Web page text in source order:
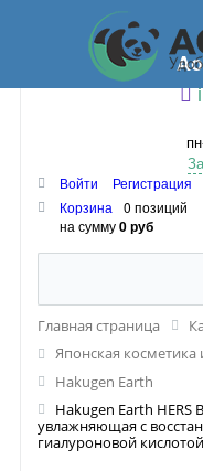
Войти
Регистрация
Корзина
0 позиций
на сумму0 руб
Главная страница
Японская
Hakugen Earth
Hakugen Earth HERS
увлажняющая с
гиалуроновой